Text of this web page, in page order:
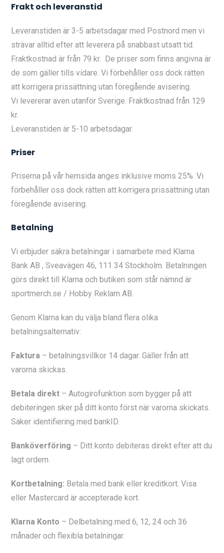
Frakt och leveranstid
Leveranstiden är 3-5 arbetsdagar med Postnord men vi
strävar alltid efter att leverera på snabbast utsatt tid.
Fraktkostnad är från 79 kr. De priser som finns angivna är
de som gäller tills vidare. Vi förbehåller oss dock rätten
att korrigera prissättning utan föregående avisering.
Vi levererar även utanför Sverige. Fraktkostnad från 129
kr.
Leveranstiden är 5-10 arbetsdagar.
Priser
Priserna på vår hemsida anges inklusive moms 25%. Vi
förbehåller oss dock rätten att korrigera prissättning utan
föregående avisering.
Betalning
Vi erbjuder säkra betalningar i samarbete med Klarna
Bank AB , Sveavägen 46, 111 34 Stockholm. Betalningen
görs direkt till Klarna och butiken som står nämnd är
sportmerch.se / Hobby Reklam AB.
Genom Klarna kan du välja bland flera olika
betalningsalternativ:
Faktura – betalningsvillkor 14 dagar. Gäller från att
varorna skickas.
Betala direkt – Autogirofunktion som bygger på att
debiteringen sker på ditt konto först när varorna skickats.
Säker identifiering med bankID.
Banköverföring – Ditt konto debiteras direkt efter att du
lagt ordern.
Kortbetalning: Betala med bank eller kreditkort. Visa
eller Mastercard är accepterade kort.
Klarna Konto – Delbetalning med 6, 12, 24 och 36
månader och flexibla betalningar.